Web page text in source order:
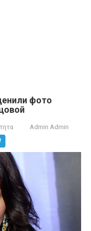
фото
Admin Admin